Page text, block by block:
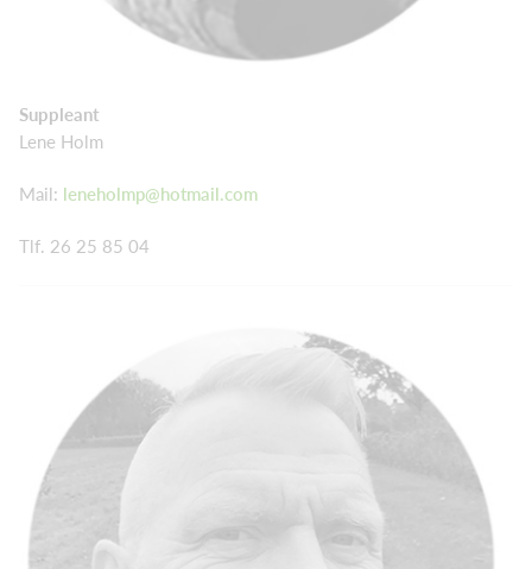
Suppleant
Lene Holm
Mail: leneholmp@hotmail.com
Tlf. 26 25 85 04